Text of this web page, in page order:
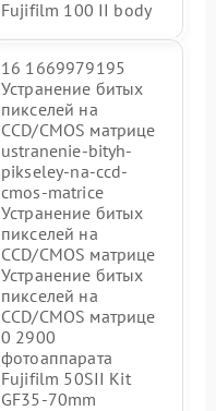
Fujifilm 100 II body
16 1669979195
Устранение битых
пикселей на
CCD/CMOS матрице
ustranenie-bityh-
pikseley-na-ccd-
cmos-matrice
Устранение битых
пикселей на
CCD/CMOS матрице
Устранение битых
пикселей на
CCD/CMOS матрице
0 2900
фотоаппарата
Fujifilm 50SII Kit
GF35-70mm